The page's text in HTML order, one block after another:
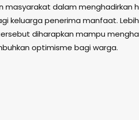
masyarakat dalam menghadirkan
keluarga penerima manfaat.
diharapkan mampu
optimisme bagi warga.